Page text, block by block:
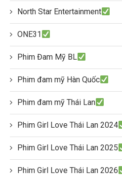
North Star Entertainment
ONE31
Phim Đam Mỹ BL
Phim đam mỹ Hàn Quốc
Phim đam mỹ Thái Lan
Phim Girl Love Thái Lan 2024
Phim Girl Love Thái Lan 2025
Phim Girl Love Thái Lan 2026